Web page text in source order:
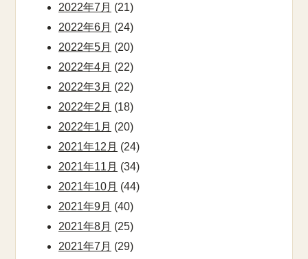
2022年7月 (21)
2022年6月 (24)
2022年5月 (20)
2022年4月 (22)
2022年3月 (22)
2022年2月 (18)
2022年1月 (20)
2021年12月 (24)
2021年11月 (34)
2021年10月 (44)
2021年9月 (40)
2021年8月 (25)
2021年7月 (29)